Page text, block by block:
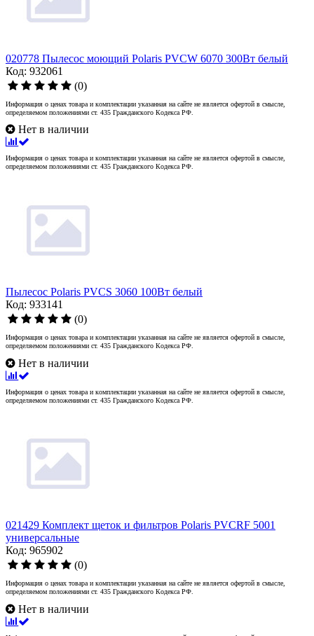
020778 Пылесос моющий Polaris PVCW 6070 300Вт белый
Код: 932061
(0)
Информация о ценах товара и комплектации указанная на сайте не является офертой в смысле,
определяемом положениями ст. 435 Гражданского Кодекса РФ.
Нет в наличии
Информация о ценах товара и комплектации указанная на сайте не является офертой в смысле,
определяемом положениями ст. 435 Гражданского Кодекса РФ.
Пылесос Polaris PVCS 3060 100Вт белый
Код: 933141
(0)
Информация о ценах товара и комплектации указанная на сайте не является офертой в смысле,
определяемом положениями ст. 435 Гражданского Кодекса РФ.
Нет в наличии
Информация о ценах товара и комплектации указанная на сайте не является офертой в смысле,
определяемом положениями ст. 435 Гражданского Кодекса РФ.
021429 Комплект щеток и фильтров Polaris PVCRF 5001
универсальные
Код: 965902
(0)
Информация о ценах товара и комплектации указанная на сайте не является офертой в смысле,
определяемом положениями ст. 435 Гражданского Кодекса РФ.
Нет в наличии